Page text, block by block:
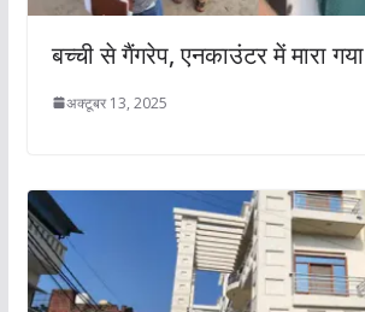
बच्ची से गैंगरेप, एनकाउंटर में मारा गया
अक्टूबर 13, 2025